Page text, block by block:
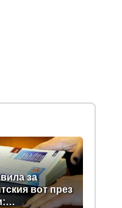
за
вот през